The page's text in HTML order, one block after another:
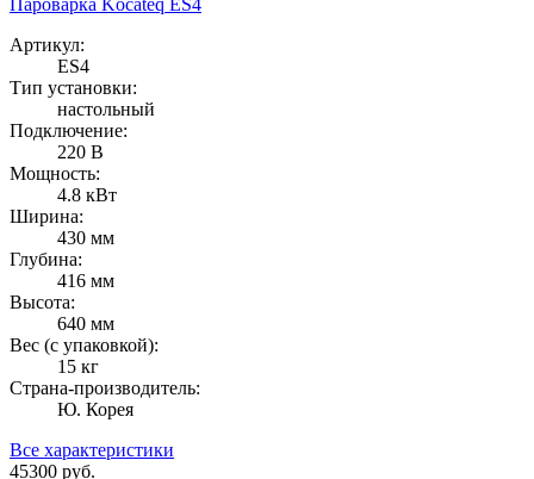
Артикул:
ES4
Тип установки:
настольный
Подключение:
220 В
Мощность:
4.8 кВт
Ширина:
430 мм
Глубина:
416 мм
Высота:
640 мм
Вес (с упаковкой):
15 кг
Страна-производитель:
Ю. Корея
Все характеристики
45300 руб.